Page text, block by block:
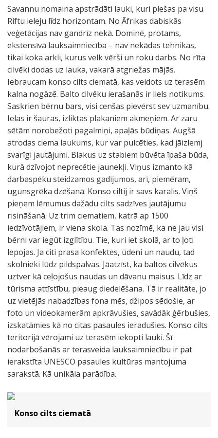
Savannu nomaina apstrādāti lauki, kuri plešas pa visu
Riftu ieleju līdz horizontam. No Āfrikas dabiskās
veģetācijas nav gandrīz nekā. Dominē, protams,
ekstensīvā lauksaimniecība – nav nekādas tehnikas,
tikai koka arkli, kurus velk vērši un roku darbs. No rīta
cilvēki dodas uz lauka, vakarā atgriežas mājās.
Iebraucam konso cilts ciematā, kas veidots uz terasēm
kalna nogāzē. Balto cilvēku ierašanās ir liels notikums.
Saskrien bērnu bars, visi cenšas pievērst sev uzmanību.
Ielas ir šauras, izliktas plakaniem akmeņiem. Ar zaru
sētām norobežoti pagalmiņi, apaļās būdiņas. Augšā
atrodas ciema laukums, kur var pulcēties, kad jāizlemj
svarīgi jautājumi. Blakus uz stabiem būvēta īpaša būda,
kurā dzīvojot neprecētie jaunekļi. Viņus izmanto kā
darbaspēku steidzamos gadījumos, arī, piemēram,
ugunsgrēka dzēšanā. Konso ciltij ir savs karalis. Viņš
pieņem lēmumus dažādu cilts sadzīves jautājumu
risināšanā. Uz trim ciematiem, katrā ap 1500
iedzīvotājiem, ir viena skola. Tas nozīmē, ka ne jau visi
bērni var iegūt izglītību. Tie, kuri iet skolā, ar to ļoti
lepojas. Ja citi prasa konfektes, ūdeni un naudu, tad
skolnieki lūdz pildspalvas. Jāatzīst, ka baltos cilvēkus
uztver kā ceļojošus naudas un dāvanu maisus. Līdz ar
tūrisma attīstību, pieaug diedelēšana. Tā ir realitāte, jo
uz vietējās nabadzības fona mēs, džipos sēdošie, ar
foto un videokamerām apkrāvušies, savādāk ģērbušies,
izskatāmies kā no citas pasaules ieradušies. Konso cilts
teritorijā vērojami uz terasēm iekopti lauki. Šī
nodarbošanās ar terasveida lauksaimniecību ir pat
ierakstīta UNESCO pasaules kultūras mantojuma
sarakstā. Kā unikāla parādība.
Konso cilts ciematā